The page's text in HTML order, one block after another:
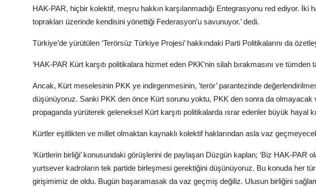
HAK-PAR, hiçbir kolektif, meşru hakkın karşılanmadığı Entegrasyonu red ediyor. İki
toprakları üzerinde kendisini yönettiği Federasyon’u savunuyor.’ dedi.
Türkiye’de yürütülen ‘Terörsüz Türkiye Projesi’ hakkındaki Parti Politikalarını da
‘HAK-PAR Kürt karşıtı politikalara hizmet eden PKK’nin silah bırakmasını ve
Ancak, Kürt meselesinin PKK ye indirgenmesinin, ’terör’ parantezinde
düşünüyoruz. Sanki PKK den önce Kürt sorunu yoktu, PKK den sonra da olmayacak
propaganda yürüterek geleneksel Kürt karşıtı politikalarda ısrar edenler büyük hayal
Kürtler eşitlikten ve millet olmaktan kaynaklı kolektif haklarından asla vaz
‘Kürtlerin birliği’ konusundaki görüşlerini de paylaşan Düzgün kaplan; ‘Biz HAK-PAR
yurtsever kadroların tek partide birleşmesi gerektiğini düşünüyoruz. Bu konuda her
girişimimiz de oldu. Bugün başaramasak da vaz geçmiş değiliz. Ulusun birliğini